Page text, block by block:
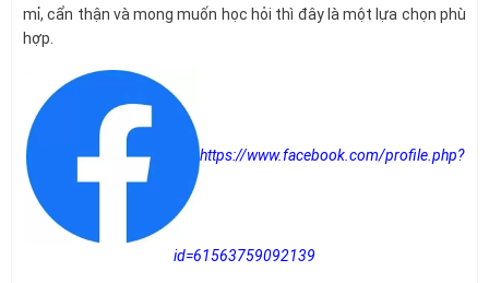
mỉ, cẩn thận và mong muốn học hỏi thì đây là một lựa chọn phù
hợp.
https://www.facebook.com/profile.php?
id=61563759092139